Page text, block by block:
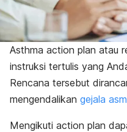
Asthma action plan atau
instruksi tertulis yang
Rencana tersebut
mengendalikan gejala
Mengikuti action plan